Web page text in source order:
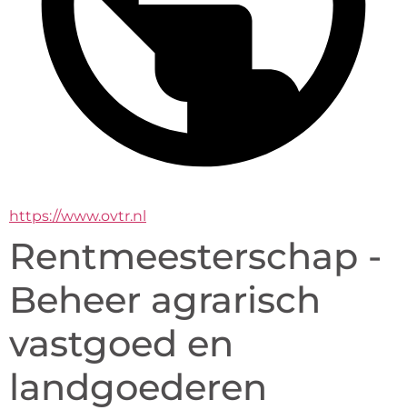
https://www.ovtr.nl
Rentmeesterschap -
Beheer agrarisch
vastgoed en
landgoederen